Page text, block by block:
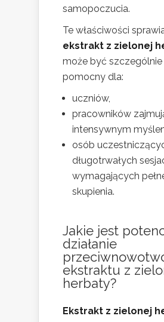
samopoczucia.
Te właściwości
ekstrakt z zielonej
może być szczególnie
pomocny dla:
uczniów,
pracowników
intensywnym
osób
długotrwałych
wymagających
skupienia.
Jakie jest
działanie
ekstraktu z
herbaty?
Ekstrakt z zielonej